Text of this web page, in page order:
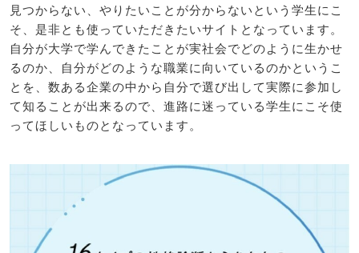
見つからない、やりたいことが分からないという学生にこ
そ、是非とも使っていただきたいサイトとなっています。
自分が大学で学んできたことが実社会でどのように生かせ
るのか、自分がどのような職業に向いているのかというこ
とを、数ある企業の中から自分で選び出して実際に参加し
て知ることが出来るので、進路に迷っている学生にこそ使
ってほしいものとなっています。